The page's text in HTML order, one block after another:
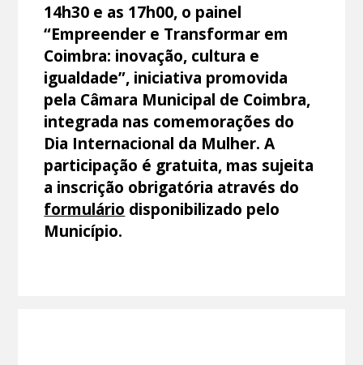
14h30 e as 17h00, o painel
“Empreender e Transformar em
Coimbra: inovação, cultura e
igualdade”, iniciativa promovida
pela Câmara Municipal de Coimbra,
integrada nas comemorações do
Dia Internacional da Mulher. A
participação é gratuita, mas sujeita
a inscrição obrigatória através do
formulário disponibilizado pelo
Município.